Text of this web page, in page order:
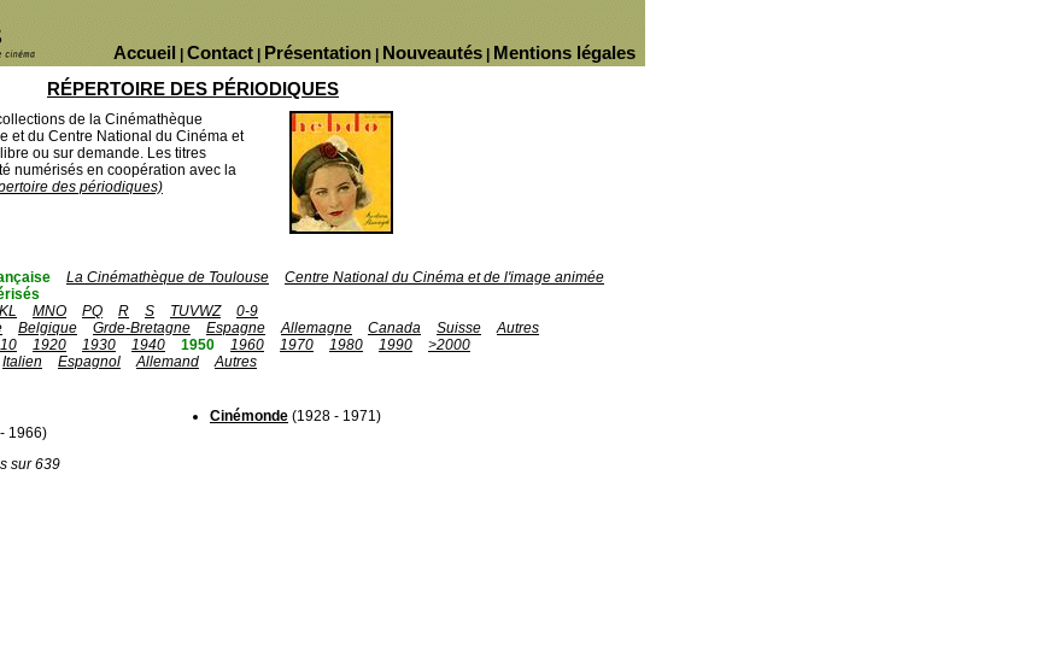
Mentions légales
Nouveautés
Présentation
Contact
Accueil
RÉPERTOIRE DES PÉRIODIQUES
de la Cinémathèque
et du Centre National du Cinéma et
ou sur demande. Les titres
numérisés en coopération avec la
des périodiques)
La Cinémathèque de Toulouse
Centre National du Cinéma et de l'image animée
MNO PQ R S TUVWZ
0-9
Belgique Grde-Bretagne Espagne Allemagne Canada Suisse
Autres
1920 1930 1940 1950 1960 1970 1980 1990
>2000
Italien Espagnol Allemand
Autres
1966)
Cinémonde (1928 - 1971)
sur 639